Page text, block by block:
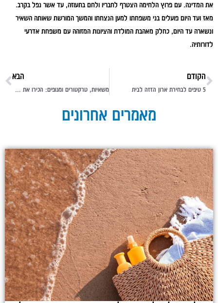
את המדינה. עם פרוץ הלחימה הצטרף לחבריו ולחם בתעוזה, עד אשר נפל בקרב.
מאז ועד היום פועלים בני משפחתו למען הנצחתו והמשך המורשת שאותה השאיר
ונשארה עד היום, כחלק מאהבת המולדת והציונות המזוהה עם משפחת אדרעי
לדורותיה.
הקודם
5 טיפים לבחירת ארון הזזה לבית
הבא
מאמרים אחרונים